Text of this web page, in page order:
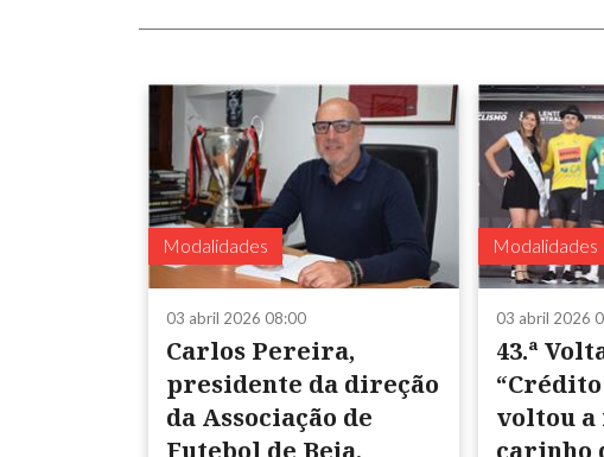
Modalidades
03 abril 2026 08:00
Carlos Pereira,
presidente da direção
da Associação de
Futebol de Beja,
Modalidades
03 abril 2026
43.ª
voltou a
carinho